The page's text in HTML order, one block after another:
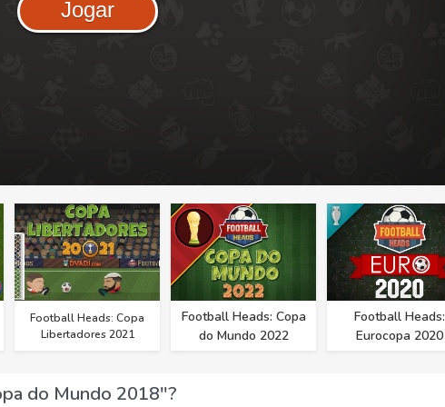
Jogar
Football Heads: Copa
Libertadores 2021
Football Heads: Copa
do Mundo 2022
Football Heads:
Eurocopa 2020
do Mundo 2018"?